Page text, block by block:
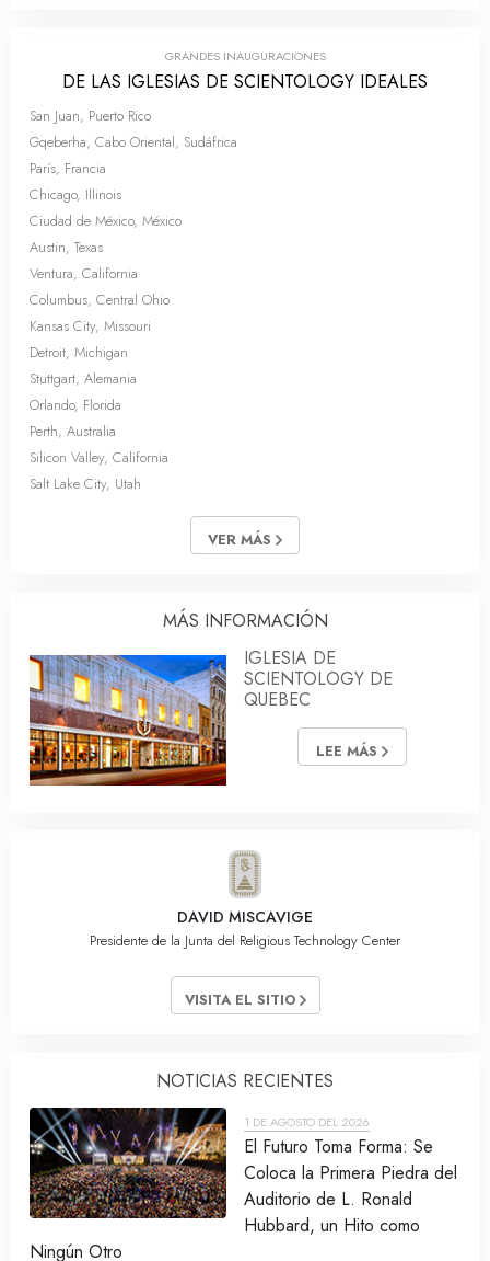
GRANDES INAUGURACIONES
DE LAS IGLESIAS DE SCIENTOLOGY IDEALES
San Juan, Puerto Rico
Gqeberha, Cabo Oriental, Sudáfrica
París, Francia
Chicago, Illinois
Ciudad de México, México
Austin, Texas
Ventura, California
Columbus, Central Ohio
Kansas City, Missouri
Detroit, Michigan
Stuttgart, Alemania
Orlando, Florida
Perth, Australia
Silicon Valley, California
Salt Lake City, Utah
VER MÁS
MÁS INFORMACIÓN
IGLESIA DE
SCIENTOLOGY DE
QUEBEC
LEE MÁS
DAVID MISCAVIGE
Presidente de la Junta del Religious Technology Center
VISITA EL SITIO
NOTICIAS RECIENTES
1 DE AGOSTO DEL 2026
El Futuro Toma Forma: Se
Coloca la Primera Piedra del
Auditorio de L. Ronald
Hubbard, un Hito como
Ningún Otro